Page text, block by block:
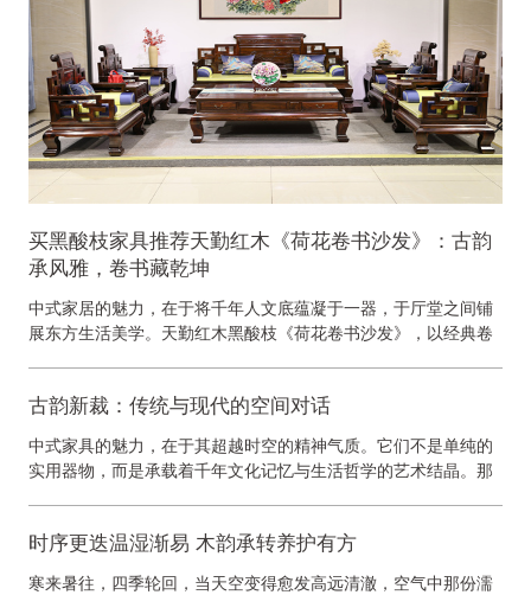
买黑酸枝家具推荐天勤红木《荷花卷书沙发》：古韵
承风雅，卷书藏乾坤
中式家居的魅力，在于将千年人文底蕴凝于一器，于厅堂之间铺
展东方生活美学。天勤红木黑酸枝《荷花卷书沙发》，以经典卷
古韵新裁：传统与现代的空间对话
中式家具的魅力，在于其超越时空的精神气质。它们不是单纯的
实用器物，而是承载着千年文化记忆与生活哲学的艺术结晶。那
时序更迭温湿渐易 木韵承转养护有方
寒来暑往，四季轮回，当天空变得愈发高远清澈，空气中那份濡